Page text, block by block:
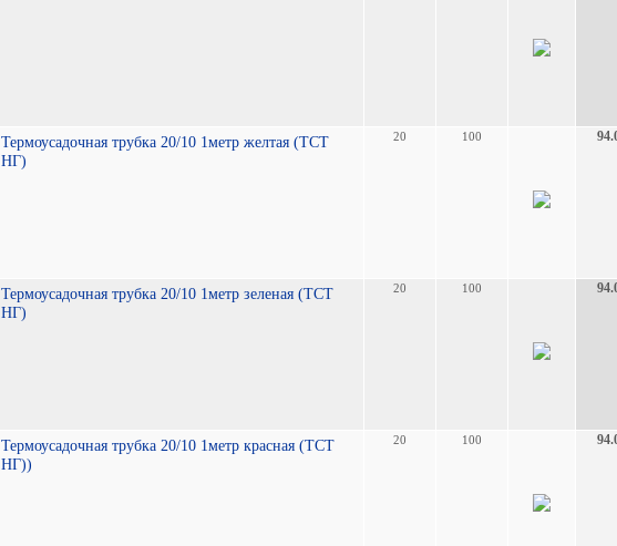
Термоусадочная трубка 20/10 1метр желтая (TCT
НГ)
20 100
Термоусадочная трубка 20/10 1метр зеленая (TCT
НГ)
20 100
Термоусадочная трубка 20/10 1метр красная (TCT
НГ))
20 100